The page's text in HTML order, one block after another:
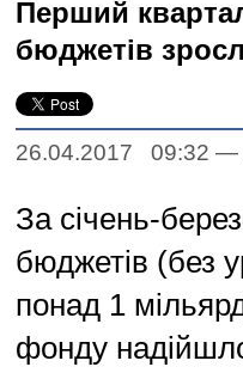
Перший
бюджетів
26.04.2017 09:32 —
За січень-
бюджетів (без
понад 1
фонду